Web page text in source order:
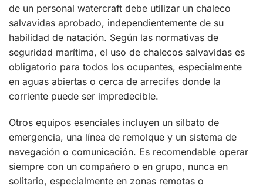
de un personal watercraft debe utilizar un chaleco
salvavidas aprobado, independientemente de su
habilidad de natación. Según las normativas de
seguridad marítima, el uso de chalecos salvavidas es
obligatorio para todos los ocupantes, especialmente
en aguas abiertas o cerca de arrecifes donde la
corriente puede ser impredecible.
Otros equipos esenciales incluyen un silbato de
emergencia, una línea de remolque y un sistema de
navegación o comunicación. Es recomendable operar
siempre con un compañero o en grupo, nunca en
solitario, especialmente en zonas remotas o